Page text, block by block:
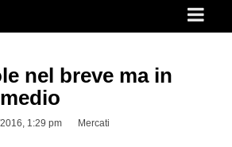
nel breve ma in
1:29 pm Mercati